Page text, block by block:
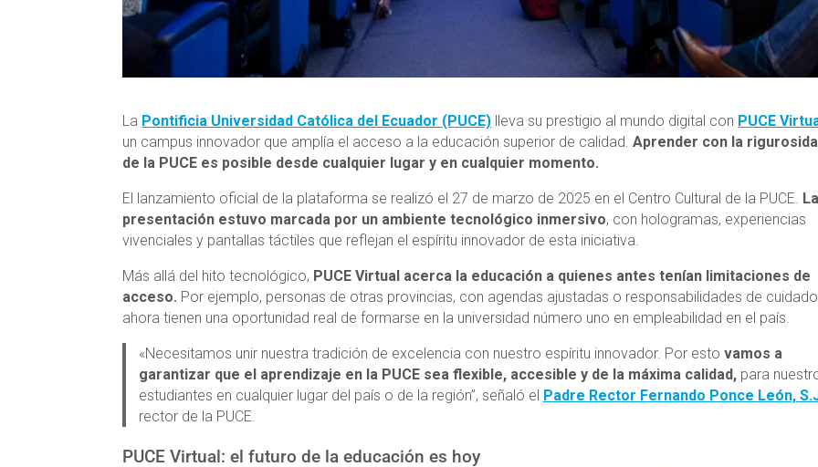
La Pontificia Universidad Católica del Ecuador (PUCE) lleva su prestigio al mundo digital con PUCE
un campus innovador que amplía el acceso a la educación superior de calidad.Aprender con la
de la PUCE es posible desde cualquier lugar y en cualquier momento.
El lanzamiento oficial de la plataforma se realizó el 27 de marzo de 2025 en el Centro Cultural de la PUCE. La
presentación estuvo marcada por un ambiente tecnológico inmersivo, con hologramas, experiencias
vivenciales y pantallas táctiles que reflejan el espíritu innovador de esta iniciativa.
Más allá del hito tecnológico, PUCE Virtual acerca la educación a quienes antes tenían limitaciones de
acceso. Por ejemplo, personas de otras provincias, con agendas ajustadas o responsabilidades de cuidado
ahora tienen una oportunidad real de formarse en la universidad número uno en empleabilidad en el país.
«Necesitamos unir nuestra tradición de excelencia con nuestro espíritu innovador. Por esto vamos a
garantizar que el aprendizaje en la PUCE sea flexible, accesible y de la máxima calidad,para
estudiantes en cualquier lugar del país o de la región”, señaló el Padre Rector Fernando Ponce León,
rector de la PUCE.
PUCE Virtual: el futuro de la educación es hoy